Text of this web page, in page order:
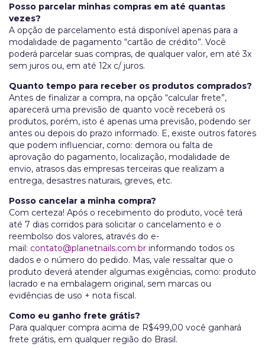
Posso parcelar minhas compras em até quantas
vezes?
A opção de parcelamento está disponível apenas para a
modalidade de pagamento “cartão de crédito”. Você
poderá parcelar suas compras, de qualquer valor, em até 3x
sem juros ou, em até 12x c/ juros.
Quanto tempo para receber os produtos comprados?
Antes de finalizar a compra, na opção “calcular frete”,
aparecerá uma previsão de quanto você receberá os
produtos, porém, isto é apenas uma previsão, podendo ser
antes ou depois do prazo informado. E, existe outros fatores
que podem influenciar, como: demora ou falta de
aprovação do pagamento, localização, modalidade de
envio, atrasos das empresas terceiras que realizam a
entrega, desastres naturais, greves, etc.
Posso cancelar a minha compra?
Com certeza! Após o recebimento do produto, você terá
até 7 dias corridos para solicitar o cancelamento e o
reembolso dos valores, através do e-
mail: contato@planetnails.com.br informando todos os
dados e o número do pedido. Mas, vale ressaltar que o
produto deverá atender algumas exigências, como: produto
lacrado e na embalagem original, sem marcas ou
evidências de uso + nota fiscal.
Como eu ganho frete grátis?
Para qualquer compra acima de R$499,00 você ganhará
frete grátis, em qualquer região do Brasil.